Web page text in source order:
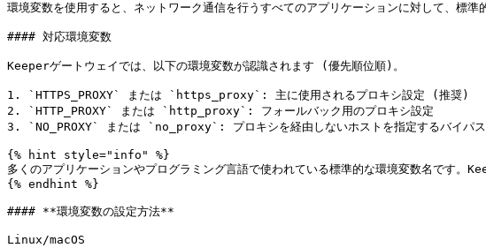
環境変数を使用すると、ネットワーク通信を行うすべてのアプリケーションに対して、標
#### 対応環境変数
Keeperゲートウェイでは、以下の環境変数が認識されます (優先順位順)。
1. `HTTPS_PROXY` または `https_proxy`: 主に使用されるプロキシ設定 (推奨)
2. `HTTP_PROXY` または `http_proxy`: フォールバック用のプロキシ設定
3. `NO_PROXY` または `no_proxy`: プロキシを経由しないホストを指定するバイパス
{% hint style="info" %}
多くのアプリケーションやプログラミング言語で使われている標準的な環境変数名です。
{% endhint %}
#### **環境変数の設定方法**
Linux/macOS